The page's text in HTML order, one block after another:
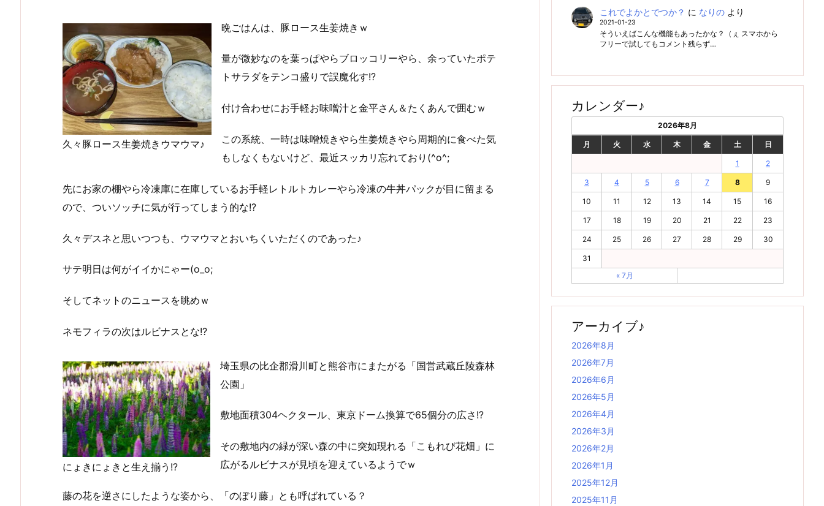
久々豚ロース生姜焼きウマウマ♪
晩ごはんは、豚ロース生姜焼きｗ
量が微妙なのを葉っぱやらブロッコリーやら、余っていたポテ
トサラダをテンコ盛りで誤魔化す!?
付け合わせにお手軽お味噌汁と金平さん＆たくあんで囲むｗ
この系統、一時は味噌焼きやら生姜焼きやら周期的に食べた気
もしなくもないけど、最近スッカリ忘れており(^o^;
先にお家の棚やら冷凍庫に在庫しているお手軽レトルトカレーやら冷凍の牛丼パックが目に留まる
ので、ついソッチに気が行ってしまう的な!?
久々デスネと思いつつも、ウマウマとおいちくいただくのであった♪
サテ明日は何がイイかにゃー(o_o;
そしてネットのニュースを眺めｗ
ネモフィラの次はルビナスとな!?
にょきにょきと生え揃う!?
埼玉県の比企郡滑川町と熊谷市にまたがる「国営武蔵丘陵森林
公園」
敷地面積304ヘクタール、東京ドーム換算で65個分の広さ!?
その敷地内の緑が深い森の中に突如現れる「こもれび花畑」に
広がるルビナスが見頃を迎えているようでｗ
藤の花を逆さにしたような姿から、「のぼり藤」とも呼ばれている？
これでよかとでつか？ に なりのより
2021-01-23
そういえばこんな機能もあったかな？（ぇ スマホから
フリーで試してもコメント残らず…
カレンダー♪
2026年8月
月 火 水 木 金 土 日
1 2
3 4 5 6 7 8 9
10 11 12 13 14 15 16
17 18 19 20 21 22 23
24 25 26 27 28 29 30
31
« 7月
アーカイブ♪
2026年8月
2026年7月
2026年6月
2026年5月
2026年4月
2026年3月
2026年2月
2026年1月
2025年12月
2025年11月